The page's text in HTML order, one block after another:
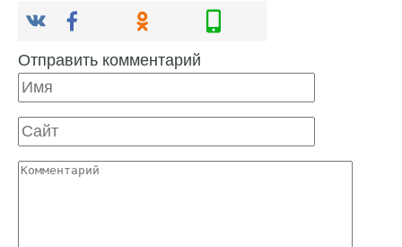
Отправить комментарий
Имя
Сайт
Комментарий